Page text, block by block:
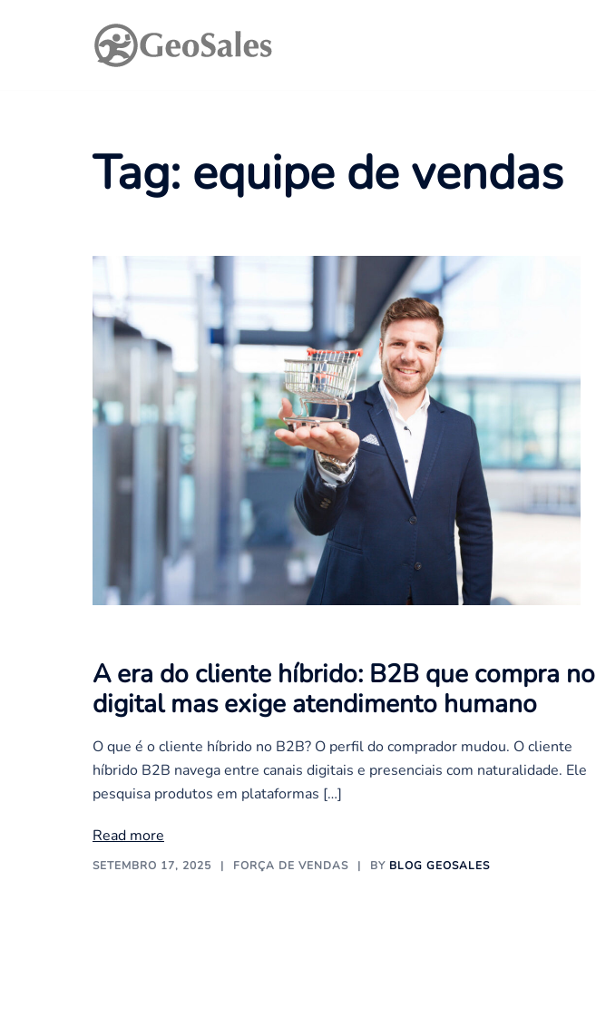
Tag: equipe de vendas
A era do cliente híbrido: B2B que compra no
digital mas exige atendimento humano
O que é o cliente híbrido no B2B? O perfil do comprador mudou. O cliente
híbrido B2B navega entre canais digitais e presenciais com naturalidade. Ele
pesquisa produtos em plataformas […]
Read more
SETEMBRO 17, 2025 FORÇA DE VENDAS BY BLOG GEOSALES